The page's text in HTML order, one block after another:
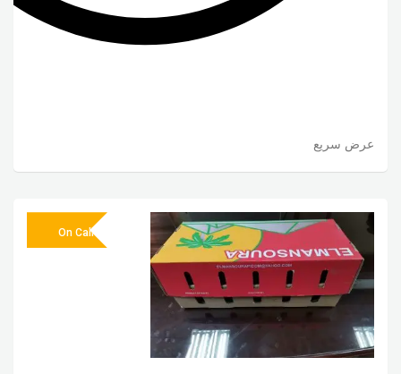
عرض سريع
On Call